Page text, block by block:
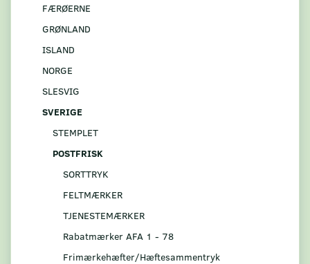
FÆRØERNE
GRØNLAND
ISLAND
NORGE
SLESVIG
SVERIGE
STEMPLET
POSTFRISK
SORTTRYK
FELTMÆRKER
TJENESTEMÆRKER
Rabatmærker AFA 1 - 78
Frimærkehæfter/Hæftesammentryk